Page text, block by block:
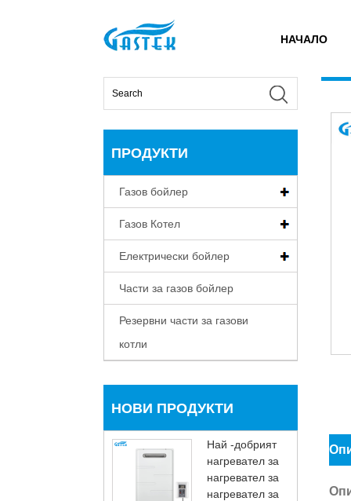
НАЧАЛО
У
дома > Продукти Постоянна
ПРОДУКТИ
Газов бойлер
Газов Котел
Електрически бойлер
Части за газов бойлер
Резервни части за газови
котли
НОВИ ПРОДУКТИ
Най -добрият
нагревател за
нагревател за
нагревател за